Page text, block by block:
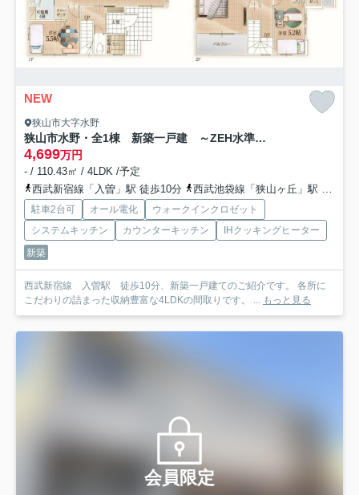
NEW
狭山市大字水野
狭山市水野・全1棟 新築一戸建 ～ZEH水準の省エネ住宅～
4,699万円
- / 110.43㎡ / 4LDK /予定
西武新宿線「入曽」駅 徒歩10分
西武池袋線「狭山ヶ丘」駅 徒歩34分
駐車2台可 オール電化
ウォークインクロゼット
システムキッチン
カウンターキッチン
IHクッキングヒーター
新築
西武新宿線 入曽駅 徒歩10分、新築一戸建てのご紹介です。 各所に
こだわりの詰まった収納豊富な4LDKの間取りです。 ...
もっと見る
会員限定